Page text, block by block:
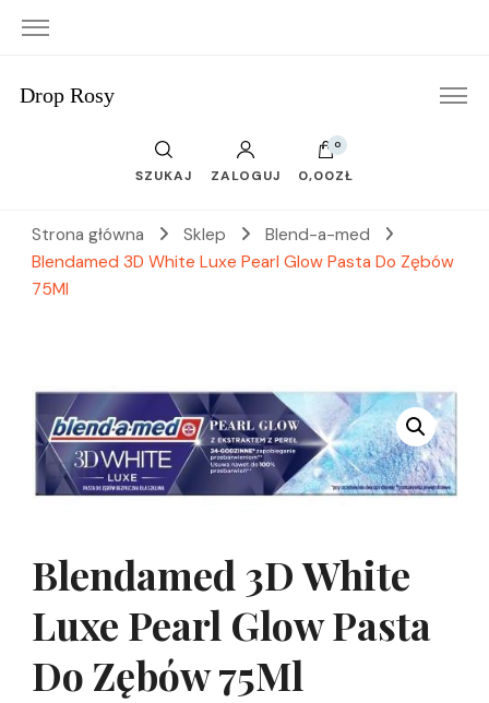
Drop Rosy
SZUKAJ ZALOGUJ
0
0,00ZŁ
Strona główna Sklep
Blend-a-med
Blendamed 3D White Luxe Pearl Glow Pasta Do Zębów
75Ml
Blendamed 3D White
Luxe Pearl Glow Pasta
Do Zębów 75Ml